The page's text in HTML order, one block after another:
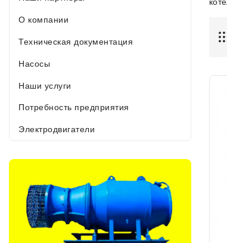
О компании
Техническая документация
Насосы
Наши услуги
Потребность предприятия
Электродвигатели